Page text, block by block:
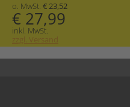
o. MwSt. € 23,52
€ 27,99
inkl. MwSt.
zzgl. Versand